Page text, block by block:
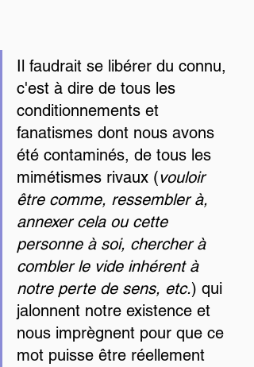
Il faudrait se libérer du connu,
c'est à dire de tous les
conditionnements et
fanatismes dont nous avons
été contaminés, de tous les
mimétismes rivaux (vouloir
être comme, ressembler à,
annexer cela ou cette
personne à soi, chercher à
combler le vide inhérent à
notre perte de sens, etc.) qui
jalonnent notre existence et
nous imprègnent pour que ce
mot puisse être réellement